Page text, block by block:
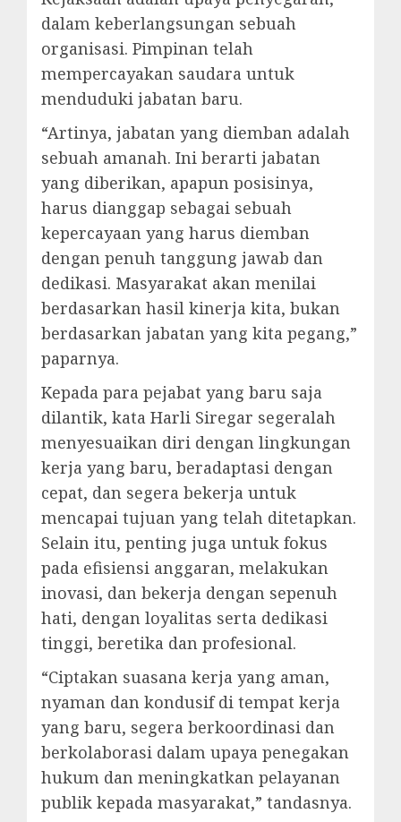
dalam keberlangsungan sebuah
organisasi. Pimpinan telah
mempercayakan saudara untuk
menduduki jabatan baru.
“Artinya, jabatan yang diemban adalah
sebuah amanah. Ini berarti jabatan
yang diberikan, apapun posisinya,
harus dianggap sebagai sebuah
kepercayaan yang harus diemban
dengan penuh tanggung jawab dan
dedikasi. Masyarakat akan menilai
berdasarkan hasil kinerja kita, bukan
berdasarkan jabatan yang kita pegang,”
paparnya.
Kepada para pejabat yang baru saja
dilantik, kata Harli Siregar segeralah
menyesuaikan diri dengan lingkungan
kerja yang baru, beradaptasi dengan
cepat, dan segera bekerja untuk
mencapai tujuan yang telah ditetapkan.
Selain itu, penting juga untuk fokus
pada efisiensi anggaran, melakukan
inovasi, dan bekerja dengan sepenuh
hati, dengan loyalitas serta dedikasi
tinggi, beretika dan profesional.
“Ciptakan suasana kerja yang aman,
nyaman dan kondusif di tempat kerja
yang baru, segera berkoordinasi dan
berkolaborasi dalam upaya penegakan
hukum dan meningkatkan pelayanan
publik kepada masyarakat,” tandasnya.